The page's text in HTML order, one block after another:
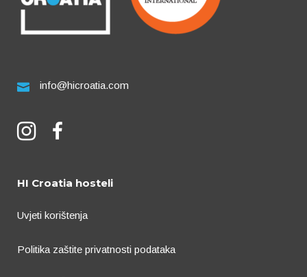
info@hicroatia.com
HI Croatia hosteli
Uvjeti korištenja
Politika zaštite privatnosti podataka